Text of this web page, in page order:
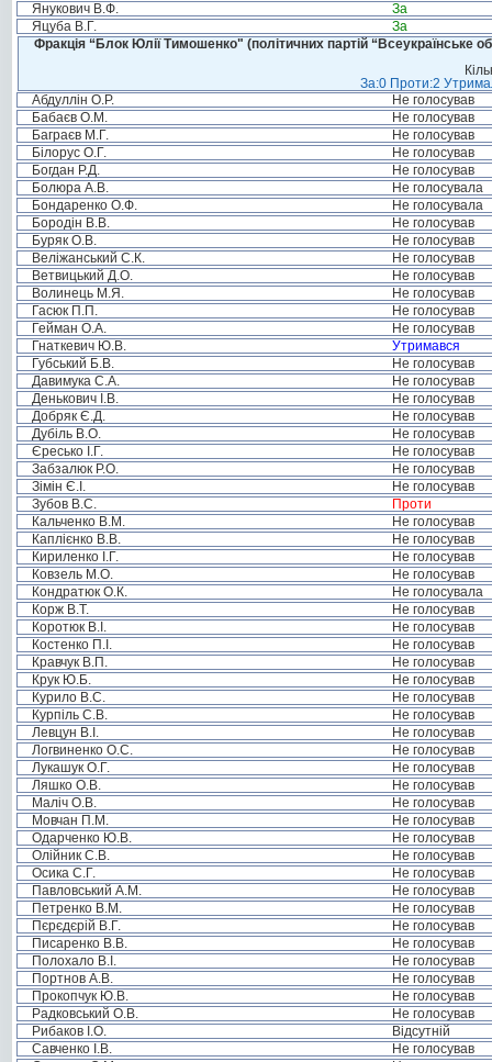
Янукович В.Ф.
За
Яцуба В.Г.
За
Фракція “Блок Юлії Тимошенко" (політичних партій “Всеукраїнське
За:0 Проти:2
Абдуллін О.Р.
Не голосував
Бабаєв О.М.
Не голосував
Баграєв М.Г.
Не голосував
Білорус О.Г.
Не голосував
Богдан Р.Д.
Не голосував
Болюра А.В.
Не голосувала
Бондаренко О.Ф.
Не голосувала
Бородін В.В.
Не голосував
Буряк О.В.
Не голосував
Веліжанський С.К.
Не голосував
Ветвицький Д.О.
Не голосував
Волинець М.Я.
Не голосував
Гасюк П.П.
Не голосував
Гейман О.А.
Не голосував
Гнаткевич Ю.В.
Утримався
Губський Б.В.
Не голосував
Давимука С.А.
Не голосував
Денькович І.В.
Не голосував
Добряк Є.Д.
Не голосував
Дубіль В.О.
Не голосував
Єресько І.Г.
Не голосував
Забзалюк Р.О.
Не голосував
Зімін Є.І.
Не голосував
Зубов В.С.
Проти
Кальченко В.М.
Не голосував
Каплієнко В.В.
Не голосував
Кириленко І.Г.
Не голосував
Ковзель М.О.
Не голосував
Кондратюк О.К.
Не голосувала
Корж В.Т.
Не голосував
Коротюк В.І.
Не голосував
Костенко П.І.
Не голосував
Кравчук В.П.
Не голосував
Крук Ю.Б.
Не голосував
Курило В.С.
Не голосував
Курпіль С.В.
Не голосував
Левцун В.І.
Не голосував
Логвиненко О.С.
Не голосував
Лукашук О.Г.
Не голосував
Ляшко О.В.
Не голосував
Маліч О.В.
Не голосував
Мовчан П.М.
Не голосував
Одарченко Ю.В.
Не голосував
Олійник С.В.
Не голосував
Осика С.Г.
Не голосував
Павловський А.М.
Не голосував
Петренко В.М.
Не голосував
Пєрєдєрій В.Г.
Не голосував
Писаренко В.В.
Не голосував
Полохало В.І.
Не голосував
Портнов А.В.
Не голосував
Прокопчук Ю.В.
Не голосував
Радковський О.В.
Не голосував
Рибаков І.О.
Відсутній
Савченко І.В.
Не голосував